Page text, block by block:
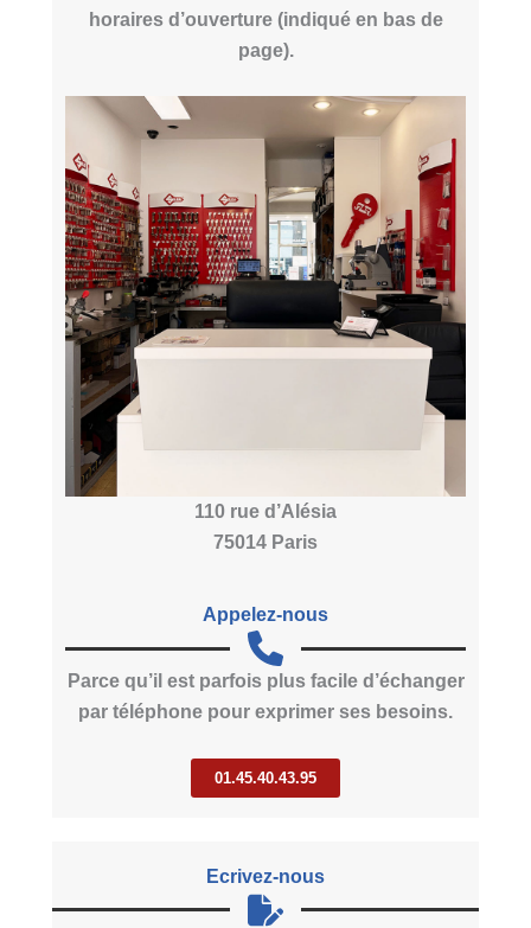
horaires d’ouverture (indiqué en bas de
page).
110 rue d’Alésia
75014 Paris
Appelez-nous
Parce qu’il est parfois plus facile d’échanger
par téléphone pour exprimer ses besoins.
01.45.40.43.95
Ecrivez-nous